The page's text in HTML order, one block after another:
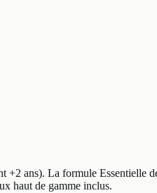
ans). La formule Essentielle
haut de gamme inclus.